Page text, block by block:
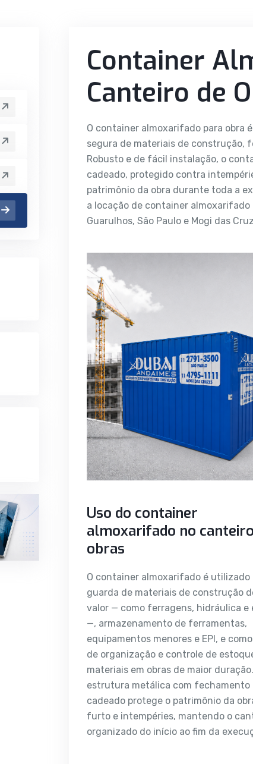
Container
Canteiro de
O container almoxarifado para obra
segura de materiais de construção,
Robusto e de fácil instalação, o
cadeado, protegido contra
patrimônio da obra durante toda a
a locação de container
Guarulhos, São Paulo e Mogi das
Uso do container
almoxarifado no
obras
O container almoxarifado é utilizado
guarda de materiais de construção
valor — como ferragens, hidráulica e
—, armazenamento de ferramentas,
equipamentos menores e EPI, e
de organização e controle de
materiais em obras de maior
estrutura metálica com fechamento
cadeado protege o patrimônio da
furto e intempéries, mantendo o
organizado do início ao fim da